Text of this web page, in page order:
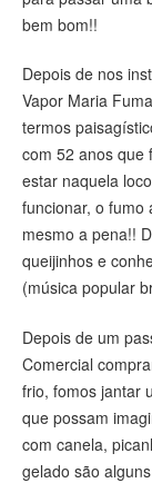
bem bom!!
Depois de nos
Vapor Maria
termos
com 52 anos que
estar naquela
funcionar, o fumo
mesmo a pena!!
queijinhos e
(música popular
Depois de um
Comercial
frio, fomos jantar
que possam
com canela,
gelado são